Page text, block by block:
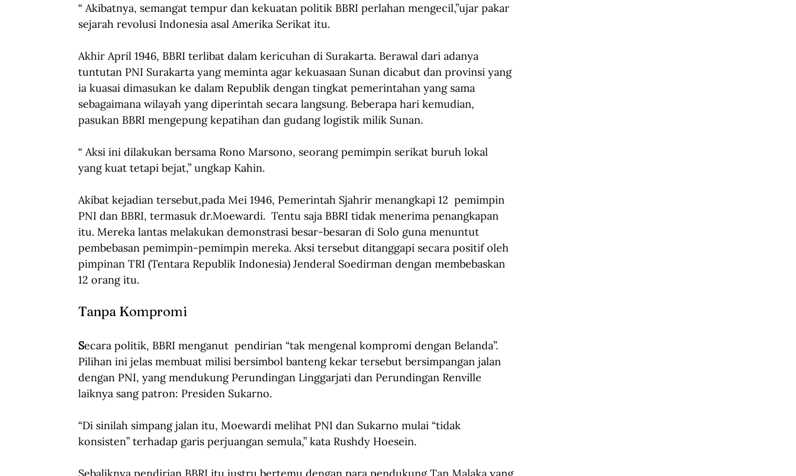
“ Akibatnya, semangat tempur dan kekuatan politik BBRI perlahan mengecil,”ujar pakar
sejarah revolusi Indonesia asal Amerika Serikat itu.
Akhir April 1946, BBRI terlibat dalam kericuhan di Surakarta. Berawal dari adanya
tuntutan PNI Surakarta yang meminta agar kekuasaan Sunan dicabut dan provinsi yang
ia kuasai dimasukan ke dalam Republik dengan tingkat pemerintahan yang sama
sebagaimana wilayah yang diperintah secara langsung. Beberapa hari kemudian,
pasukan BBRI mengepung kepatihan dan gudang logistik milik Sunan.
“ Aksi ini dilakukan bersama Rono Marsono, seorang pemimpin serikat buruh lokal
yang kuat tetapi bejat,” ungkap Kahin.
Akibat kejadian tersebut,pada Mei 1946, Pemerintah Sjahrir menangkapi 12  pemimpin
PNI dan BBRI, termasuk dr.Moewardi.  Tentu saja BBRI tidak menerima penangkapan
itu. Mereka lantas melakukan demonstrasi besar-besaran di Solo guna menuntut
pembebasan pemimpin-pemimpin mereka. Aksi tersebut ditanggapi secara positif oleh
pimpinan TRI (Tentara Republik Indonesia) Jenderal Soedirman dengan membebaskan
12 orang itu.
Tanpa Kompromi
Secara politik, BBRI menganut  pendirian “tak mengenal kompromi dengan Belanda”.
Pilihan ini jelas membuat milisi bersimbol banteng kekar tersebut bersimpangan jalan
dengan PNI, yang mendukung Perundingan Linggarjati dan Perundingan Renville
laiknya sang patron: Presiden Sukarno.
“Di sinilah simpang jalan itu, Moewardi melihat PNI dan Sukarno mulai “tidak
konsisten” terhadap garis perjuangan semula,” kata Rushdy Hoesein.
Sebaliknya pendirian BBRI itu justru bertemu dengan para pendukung Tan Malaka yang